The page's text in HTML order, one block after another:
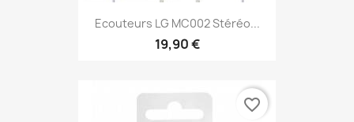
Ecouteurs LG MC002 Stéréo...
19,90 €
favorite_border